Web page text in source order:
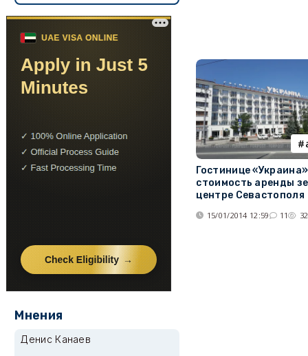
Гостинице
стоимость аренды
центре Севастополя
15/01/2014 12:59 11
Мнения
Денис Канаев